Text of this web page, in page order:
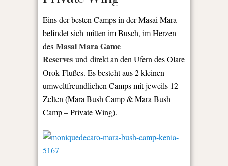
Eins der besten Camps in der Masai Mara
befindet sich mitten im Busch, im Herzen
des Masai Mara Game
Reserves und direkt an den Ufern des Olare
Orok Flußes. Es besteht aus 2 kleinen
umweltfreundlichen Camps mit jeweils 12
Zelten (Mara Bush Camp & Mara Bush
Camp – Private Wing).